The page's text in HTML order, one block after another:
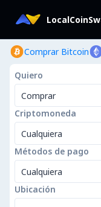
Comprar Bitcoin
Quiero
Comprar
Criptomoneda
Cualquiera
Métodos de pago
Cualquiera
Ubicación